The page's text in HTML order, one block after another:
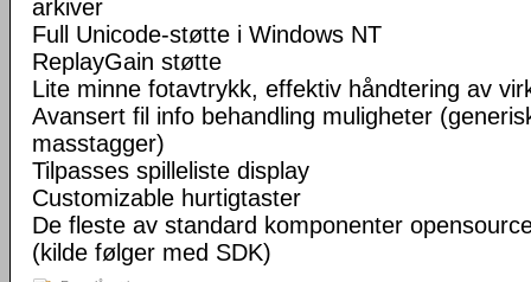
arkiver
Full Unicode-støtte i Windows NT
ReplayGain støtte
Lite minne fotavtrykk, effektiv håndtering av
Avansert fil info behandling muligheter
masstagger)
Tilpasses spilleliste display
Customizable hurtigtaster
De fleste av standard komponenter
(kilde følger med SDK)